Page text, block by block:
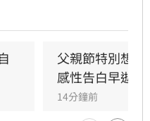
碎的是，當年陪病重
接工作電話而忽視了
後的相處，父親回房
對話成為他20年來心
父親節特別想
感性告白早逝父
14分鐘前